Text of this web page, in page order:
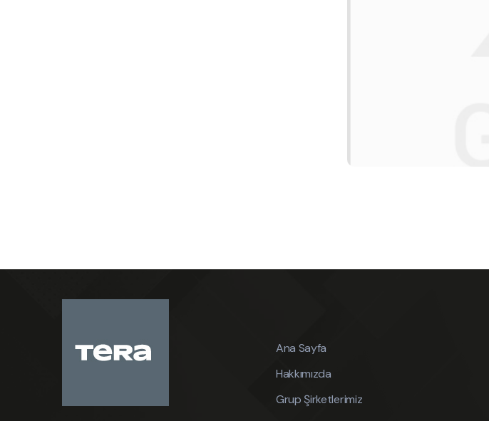
Ana Sayfa
Hakkımızda
Grup Şirketlerimiz